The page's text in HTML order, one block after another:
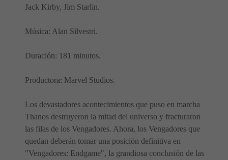
Jack Kirby, Jim Starlin.
Música: Alan Silvestri.
Duración: 181 minutos.
Productora: Marvel Studios.
Los devastadores acontecimientos que puso en marcha
Thanos destruyeron la mitad del universo y fracturaron
las filas de los Vengadores. Ahora, los Vengadores que
quedan deberán tomar una posición definitiva en
"Vengadores: Endgame", la grandiosa conclusión de las